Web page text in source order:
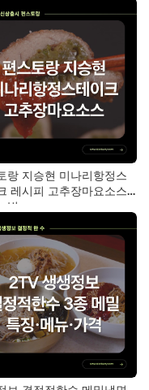
랑 지승현 미나리항정스
레시피 고추장마요소스
법